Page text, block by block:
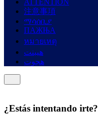
注意事項
ማሳሰቢያ
ПАЖЊА
หมายเหตุ
هيبنت
هجوت
¿Estás intentando irte?